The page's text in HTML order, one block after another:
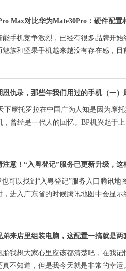
Max对比华为Mate30Pro：硬件配置
能手机竞争激烈，已经有很多品牌开
魅族和坚果手机越来越没有存在感，目
恩仇录，那些年我们用过的手机（一
下摩托罗拉在中国广为人知是因为摩
，曾经是一代人的回忆。BP机兴起于
注意！“入粤登记”服务已更新升级，这
也可以找到“入粤登记”服务入口腾讯
，进入广东省的时候腾讯地图中会显示
弟来店里组装电脑，这配置一搞就是两
胎我想大家心里应该都清楚吧，在我
真不知道，但是我今天就是非常的幸运